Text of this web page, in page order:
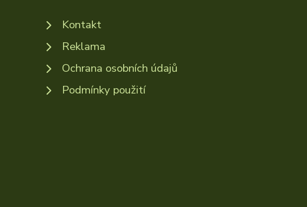
Kontakt
Reklama
Ochrana osobních údajů
Podmínky použití